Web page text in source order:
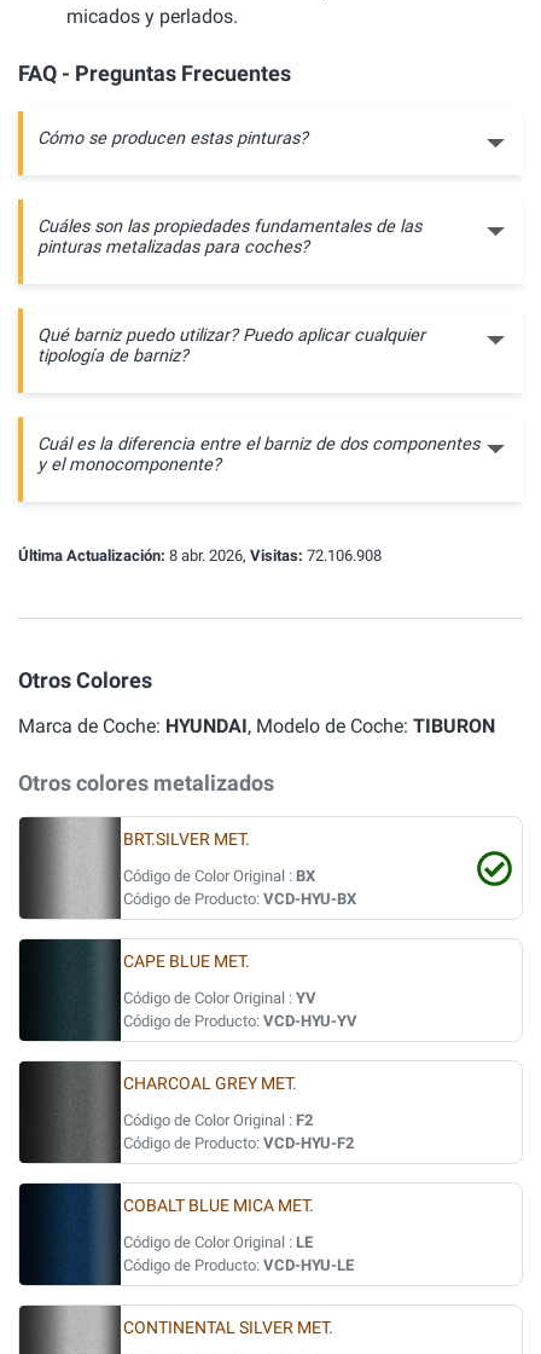
micados y perlados.
FAQ - Preguntas Frecuentes
Cómo se producen estas pinturas?
Cuáles son las propiedades fundamentales de las
pinturas metalizadas para coches?
Qué barniz puedo utilizar? Puedo aplicar cualquier
tipología de barniz?
Cuál es la diferencia entre el barniz de dos componentes
y el monocomponente?
Última Actualización: 8 abr. 2026, Visitas: 72.106.908
Otros Colores
Marca de Coche: HYUNDAI, Modelo de Coche: TIBURON
Otros colores metalizados
BRT.SILVER MET.
Código de Color Original : BX
Código de Producto: VCD-HYU-BX
CAPE BLUE MET.
Código de Color Original : YV
Código de Producto: VCD-HYU-YV
CHARCOAL GREY MET.
Código de Color Original : F2
Código de Producto: VCD-HYU-F2
COBALT BLUE MICA MET.
Código de Color Original : LE
Código de Producto: VCD-HYU-LE
CONTINENTAL SILVER MET.